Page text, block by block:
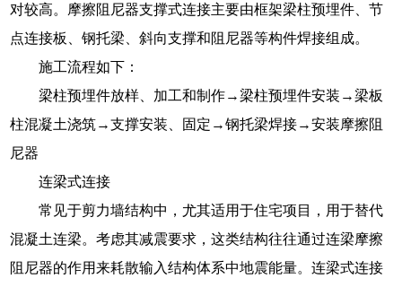
对较高。摩擦阻尼器支撑式连接主要由框架梁柱预埋件、节
点连接板、钢托梁、斜向支撑和阻尼器等构件焊接组成。
施工流程如下：
梁柱预埋件放样、加工和制作→梁柱预埋件安装→梁板
柱混凝土浇筑→支撑安装、固定→钢托梁焊接→安装摩擦阻
尼器
连梁式连接
常见于剪力墙结构中，尤其适用于住宅项目，用于替代
混凝土连梁。考虑其减震要求，这类结构往往通过连梁摩擦
阻尼器的作用来耗散输入结构体系中地震能量。连梁式连接